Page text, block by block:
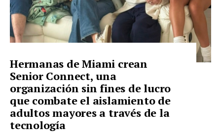
Hermanas de Miami crean
Senior Connect, una
organización sin fines de lucro
que combate el aislamiento de
adultos mayores a través de la
tecnología